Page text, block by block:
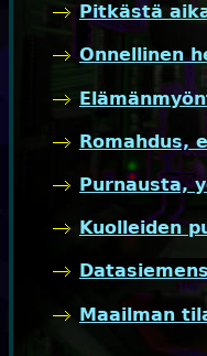
Pitkästä
Onnellinen
Romahdus,
Purnausta,
Kuolleiden
Maailman